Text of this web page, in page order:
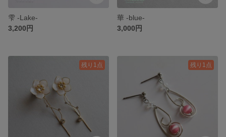
雫 -Lake-
3,200円
華 -blue-
3,000円
残り1点 残り1点